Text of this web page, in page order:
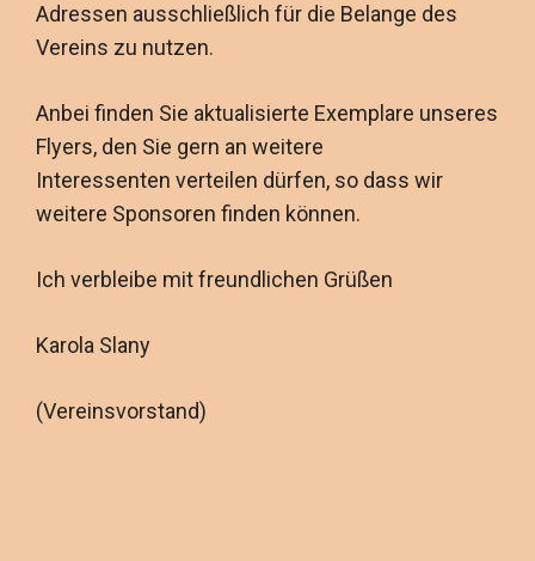
Adressen ausschließlich für die Belange des
Vereins zu nutzen.
Anbei finden Sie aktualisierte Exemplare unseres
Flyers, den Sie gern an weitere
Interessenten verteilen dürfen, so dass wir
weitere Sponsoren finden können.
Ich verbleibe mit freundlichen Grüßen
Karola Slany
(Vereinsvorstand)